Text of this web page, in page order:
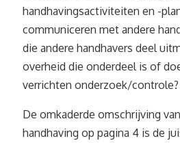
handhavingsactiviteiten en -
communiceren met andere
die andere handhavers deel
overheid die onderdeel is of
verrichten onderzoek/controle?
De omkaderde omschrijving
handhaving op pagina 4 is de